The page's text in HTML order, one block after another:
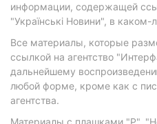
информации, содержащей
"Українські Новини", в
Все материалы, которые
ссылкой на агентство
дальнейшему
любой форме, кроме как с
агентства.
Материалы с плашками "Р",